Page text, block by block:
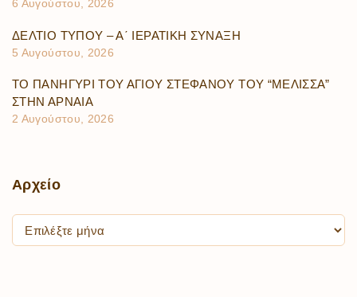
6 Αυγούστου, 2026
ΔΕΛΤΙΟ ΤΥΠΟΥ – Α΄ ΙΕΡΑΤΙΚΗ ΣΥΝΑΞΗ
5 Αυγούστου, 2026
ΤΟ ΠΑΝΗΓΥΡΙ ΤΟΥ ΑΓΙΟΥ ΣΤΕΦΑΝΟΥ ΤΟΥ “ΜΕΛΙΣΣΑ”
ΣΤΗΝ ΑΡΝΑΙΑ
2 Αυγούστου, 2026
Αρχείο